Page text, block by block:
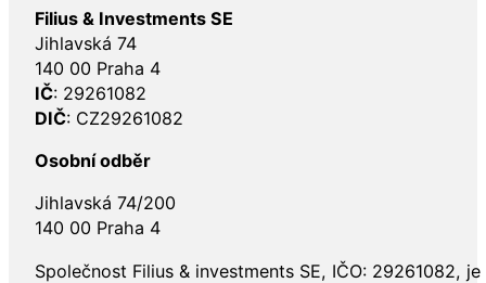
Filius & Investments SE
Jihlavská 74
140 00 Praha 4
IČ: 29261082
DIČ: CZ29261082
Osobní odběr
Jihlavská 74/200
140 00 Praha 4
Společnost Filius & investments SE, IČO: 29261082,